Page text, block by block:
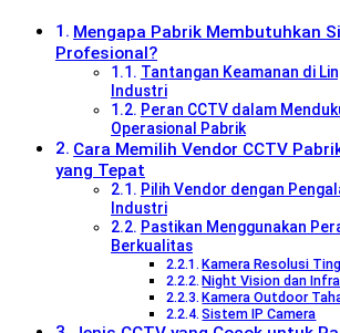
Mengapa Pabrik Membutuhkan
Profesional?
Tantangan Keamanan di
Industri
Peran CCTV dalam
Operasional Pabrik
Cara Memilih Vendor CCTV
yang Tepat
Pilih Vendor dengan
Industri
Pastikan Menggunakan
Berkualitas
Kamera Resolusi
Night Vision dan
Kamera Outdoor
Sistem IP Camera